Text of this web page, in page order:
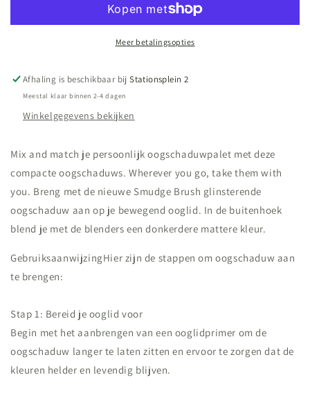
Meer betalingsopties
Afhaling is beschikbaar bijStationsplein 2
Meestal klaar binnen 2-4 dagen
Winkelgegevens bekijken
Mix and match je persoonlijk oogschaduwpalet met deze
compacte oogschaduws. Wherever you go, take them with
you. Breng met de nieuwe Smudge Brush glinsterende
oogschaduw aan op je bewegend ooglid. In de buitenhoek
blend je met de blenders een donkerdere mattere kleur.
GebruiksaanwijzingHier zijn de stappen om oogschaduw aan
te brengen:
Stap 1: Bereid je ooglid voor
Begin met het aanbrengen van een ooglidprimer om de
oogschaduw langer te laten zitten en ervoor te zorgen dat de
kleuren helder en levendig blijven.